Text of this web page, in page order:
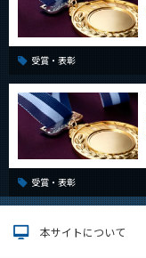
受賞・表彰
受賞・表彰
本サイトについて